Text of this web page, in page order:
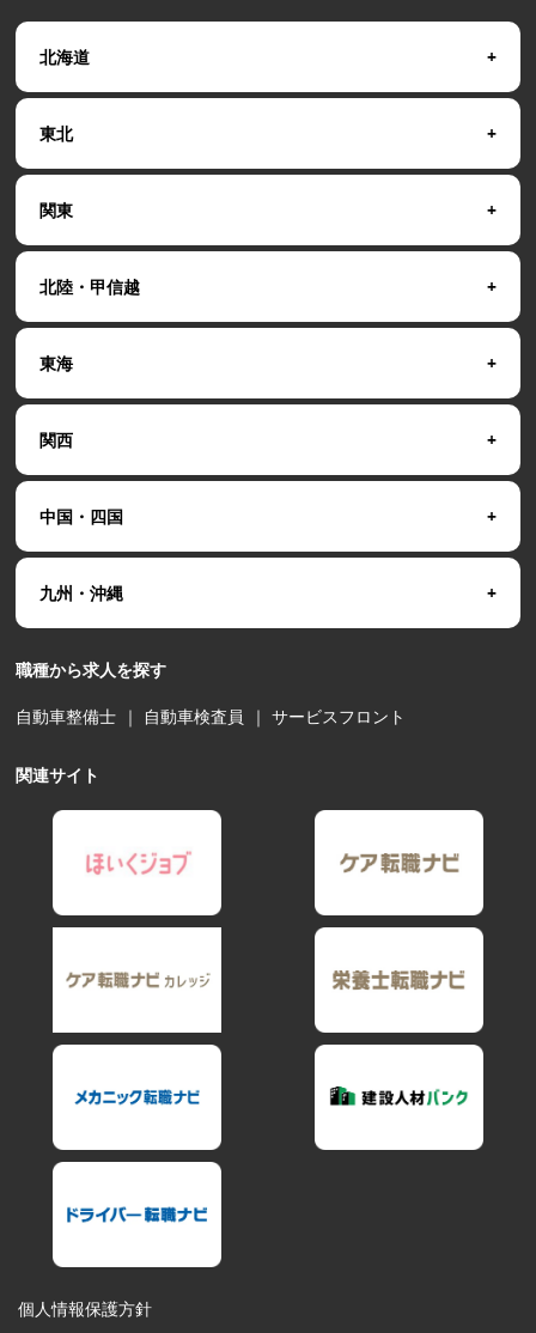
北海道
東北
関東
北陸・甲信越
東海
関西
中国・四国
九州・沖縄
職種から求人を探す
自動車整備士 ｜ 自動車検査員 ｜サービスフロント
関連サイト
個人情報保護方針